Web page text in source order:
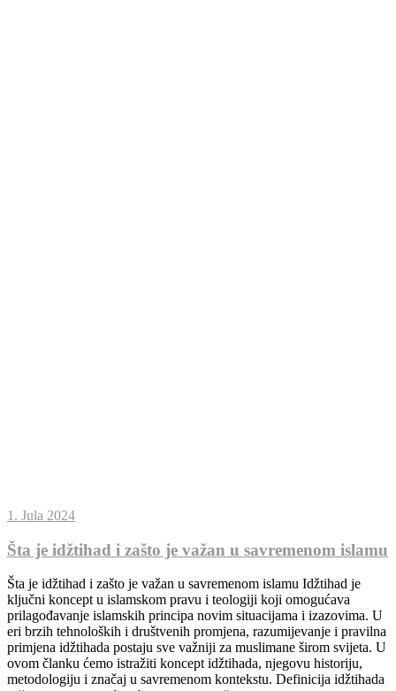
1. Jula 2024
Šta je idžtihad i zašto je važan u savremenom islamu
Šta je idžtihad i zašto je važan u savremenom islamu Idžtihad je
ključni koncept u islamskom pravu i teologiji koji omogućava
prilagođavanje islamskih principa novim situacijama i izazovima. U
eri brzih tehnoloških i društvenih promjena, razumijevanje i pravilna
primjena idžtihada postaju sve važniji za muslimane širom svijeta. U
ovom članku ćemo istražiti koncept idžtihada, njegovu historiju,
metodologiju i značaj u savremenom kontekstu. Definicija idžtihada